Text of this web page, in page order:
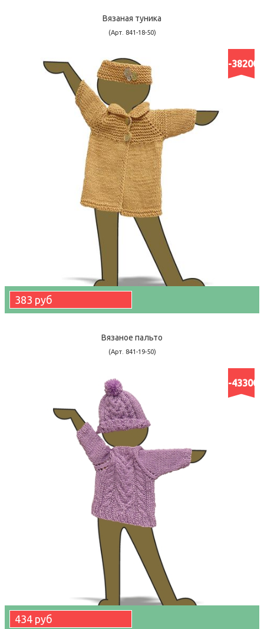
Вязаная туника
(Арт. 841-18-50)
-
383 руб
Вязаное пальто
(Арт. 841-19-50)
-
434 руб